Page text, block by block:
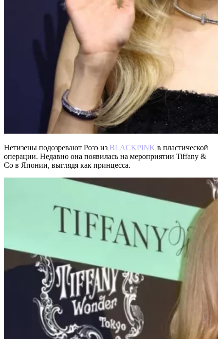
Нетизены подозревают Розэ из BLACKPINK в пластической
операции. Недавно она появилась на мероприятии Tiffany &
Co в Японии, выглядя как принцесса.